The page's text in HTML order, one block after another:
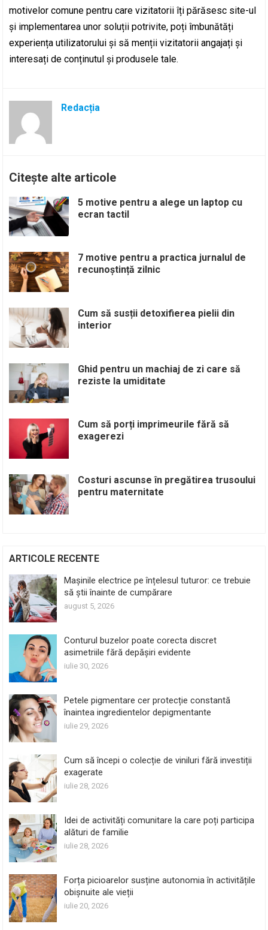
motivelor comune pentru care vizitatorii îți părăsesc site-ul
și implementarea unor soluții potrivite, poți îmbunătăți
experiența utilizatorului și să menții vizitatorii angajați și
interesați de conținutul și produsele tale.
Redacția
Citește alte articole
5 motive pentru a alege un laptop cu
ecran tactil
7 motive pentru a practica jurnalul de
recunoștință zilnic
Cum să susții detoxifierea pielii din
interior
Ghid pentru un machiaj de zi care să
reziste la umiditate
Cum să porți imprimeurile fără să
exagerezi
Costuri ascunse în pregătirea trusoului
pentru maternitate
ARTICOLE RECENTE
Mașinile electrice pe înțelesul tuturor: ce trebuie
să știi înainte de cumpărare
august 5, 2026
Conturul buzelor poate corecta discret
asimetriile fără depășiri evidente
iulie 30, 2026
Petele pigmentare cer protecție constantă
înaintea ingredientelor depigmentante
iulie 29, 2026
Cum să începi o colecție de viniluri fără investiții
exagerate
iulie 28, 2026
Idei de activități comunitare la care poți participa
alături de familie
iulie 28, 2026
Forța picioarelor susține autonomia în activitățile
obișnuite ale vieții
iulie 20, 2026